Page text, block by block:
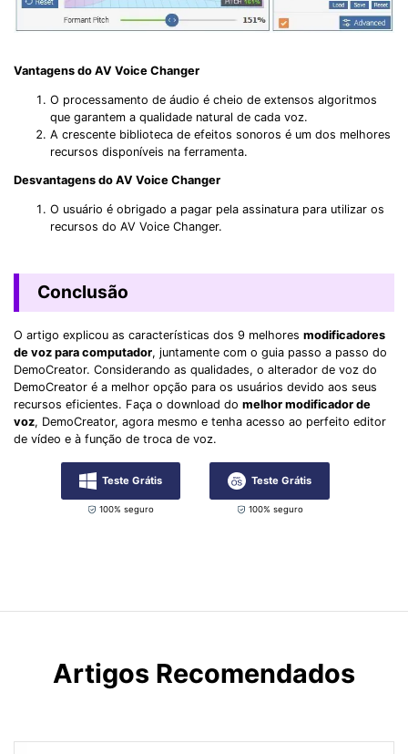
Vantagens do AV Voice Changer
O processamento de áudio é cheio de extensos algoritmos
que garantem a qualidade natural de cada voz.
A crescente biblioteca de efeitos sonoros é um dos melhores
recursos disponíveis na ferramenta.
Desvantagens do AV Voice Changer
O usuário é obrigado a pagar pela assinatura para utilizar os
recursos do AV Voice Changer.
Conclusão
O artigo explicou as características dos 9 melhores modificadores
de voz para computador, juntamente com o guia passo a passo do
DemoCreator. Considerando as qualidades, o alterador de voz do
DemoCreator é a melhor opção para os usuários devido aos seus
recursos eficientes. Faça o download do melhor modificador de
voz, DemoCreator, agora mesmo e tenha acesso ao perfeito editor
de vídeo e à função de troca de voz.
Teste Grátis
100% seguro
Teste Grátis
100% seguro
Artigos Recomendados